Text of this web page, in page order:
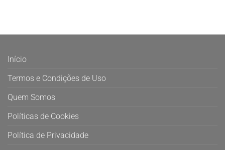
Início
Termos e Condições de Uso
Quem Somos
Políticas de Cookies
Política de Privacidade